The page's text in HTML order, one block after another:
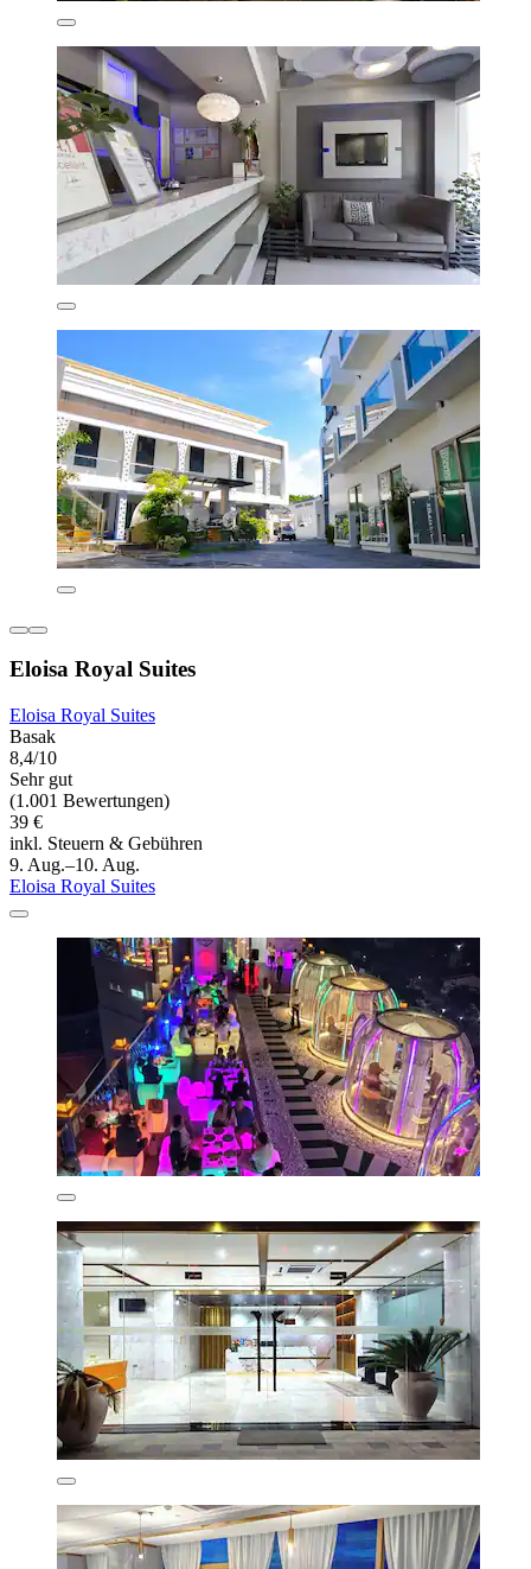
Eloisa Royal Suites
Eloisa Royal Suites
Basak
8,4/10
Sehr gut
(1.001 Bewertungen)
39 €
inkl. Steuern & Gebühren
9. Aug.–10. Aug.
Eloisa Royal Suites